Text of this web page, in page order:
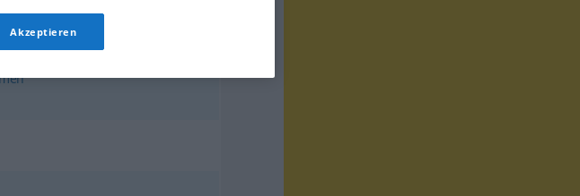
Ragebringen
Akzeptieren